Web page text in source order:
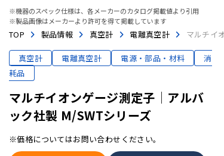
※機器のスペック仕様は、各メーカーのカタログ掲載値より引用
※製品画像はメーカーより許可を得て掲載しています
TOP 製品情報 真空計 電離真空計 マルチイ
真空計 電離真空計 電源・部品・材料
消
耗品
マルチイオンゲージ測定子│アルバ
ック社製 M/SWTシリーズ
※価格についてはお問い合わせください。